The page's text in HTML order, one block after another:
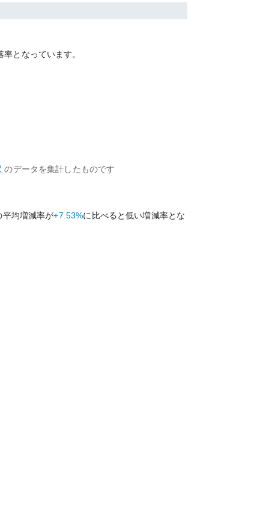
率となっています。
のデータを集計したものです
平均増減率が+7.53%に比べると低い増減率とな